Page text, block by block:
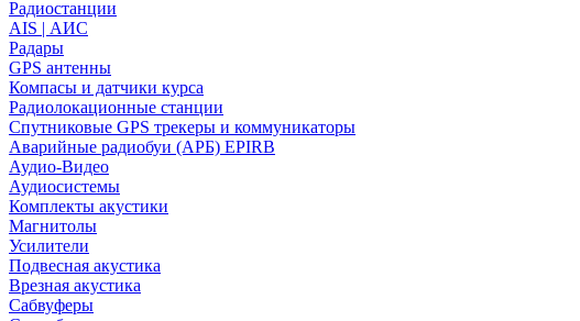
Радиостанции
AIS | АИС
Радары
GPS антенны
Компасы и датчики курса
Радиолокационные станции
Спутниковые GPS трекеры и коммуникаторы
Аварийные радиобуи (АРБ) EPIRB
Аудио-Видео
Аудиосистемы
Комплекты акустики
Магнитолы
Усилители
Подвесная акустика
Врезная акустика
Сабвуферы